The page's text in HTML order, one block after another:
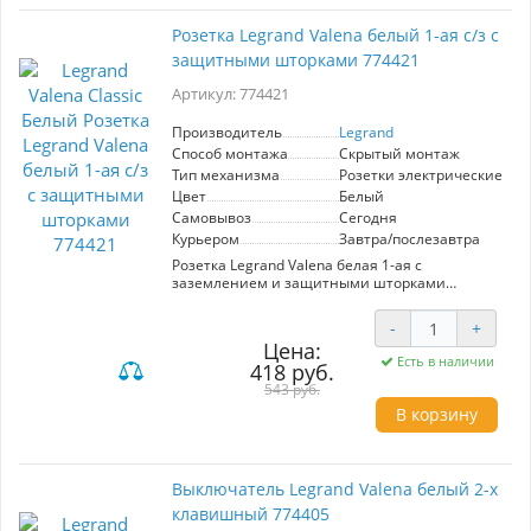
Механизм отличается высоким качеством и
долговечностью, гарантируя безотказную
работу на протяжении многих лет.
Производитель Legrand славится своими
сочетает в себе передовые технологии и
уверенность в качестве и эстетике вашего
пространства.
Розетка Legrand Valena белый 1-ая с/з с
защитными шторками 774421
Артикул: 774421
Производитель
Legrand
Способ монтажа
Скрытый монтаж
Тип механизма
Розетки электрические
Цвет
Белый
Самовывоз
Сегодня
Курьером
Завтра/послезавтра
Розетка Legrand Valena белая 1-ая с
заземлением и защитными шторками
для вашего дома или офиса. Изготовленная
известным производителем Legrand, она
принадлежит к линейке Valena Classic, что
гарантирует высокое качество и
долговечность.
Основные преимущества этой розетки
которые предотвращают случайное
проникновение посторонних предметов,
обеспечивая дополнительную безопасность,
особенно в домах с маленькими детьми.
Цена:
418 руб.
543 руб.
- +
Есть в наличии
В корзину
Выключатель Legrand Valena белый 2-х
клавишный 774405